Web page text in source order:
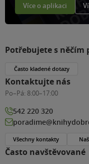
Více o aplikaci
Často navštěvované
Potřebujete s něčím
Často kladené dotazy
Kontaktujte nás
Po–Pá: 8:00–17:00
542 220 320
Všechny kontakty